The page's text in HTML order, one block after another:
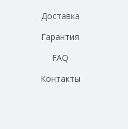
Доставка
Гарантия
FAQ
Контакты